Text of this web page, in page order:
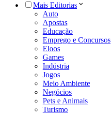
Mais Editorias
Auto
Apostas
Educação
Emprego e Concursos
Eloos
Games
Indústria
Jogos
Meio Ambiente
Negócios
Pets e Animais
Turismo